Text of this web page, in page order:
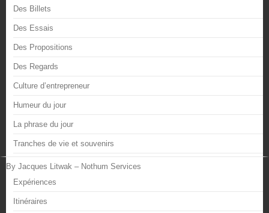
Des Billets
Des Essais
Des Propositions
Des Regards
Culture d’entrepreneur
Humeur du jour
La phrase du jour
Tranches de vie et souvenirs
By Jacques Litwak – Nothum Services
Expériences
Itinéraires